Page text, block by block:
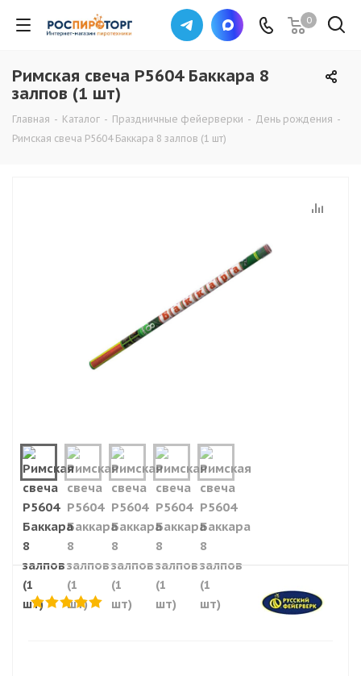
0
Римская свеча Р5604 Баккара 8
залпов (1 шт)
Главная - Каталог - Праздничные фейерверки - День рождения -
Римская свеча Р5604 Баккара 8 залпов (1 шт)